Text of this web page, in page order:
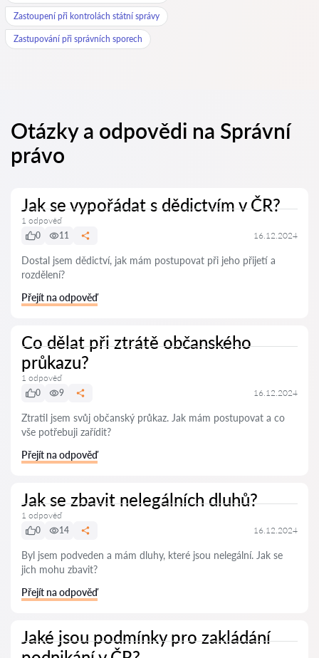
Zastoupení při kontrolách státní správy
Zastupování při správních sporech
Otázky a odpovědi na Správní
právo
Jak se vypořádat s dědictvím v ČR?
1 odpověď
0
11 16.12.2024
Dostal jsem dědictví, jak mám postupovat při jeho přijetí a
rozdělení?
Přejít na odpověď
Co dělat při ztrátě občanského
průkazu?
1 odpověď
0
9 16.12.2024
Ztratil jsem svůj občanský průkaz. Jak mám postupovat a co
vše potřebuji zařídit?
Přejít na odpověď
Jak se zbavit nelegálních dluhů?
1 odpověď
0
14 16.12.2024
Byl jsem podveden a mám dluhy, které jsou nelegální. Jak se
jich mohu zbavit?
Přejít na odpověď
Jaké jsou podmínky pro zakládání